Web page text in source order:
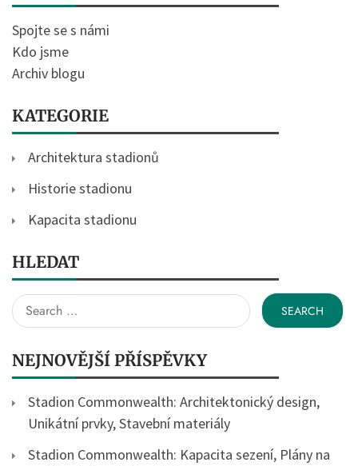
Spojte se s námi
Kdo jsme
Archiv blogu
KATEGORIE
Architektura stadionů
Historie stadionu
Kapacita stadionu
HLEDAT
Search
for:
NEJNOVĚJŠÍ PŘÍSPĚVKY
Stadion Commonwealth: Architektonický design,
Unikátní prvky, Stavební materiály
Stadion Commonwealth: Kapacita sezení, Plány na